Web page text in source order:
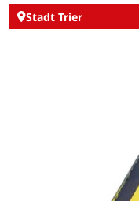
Stadt Trier